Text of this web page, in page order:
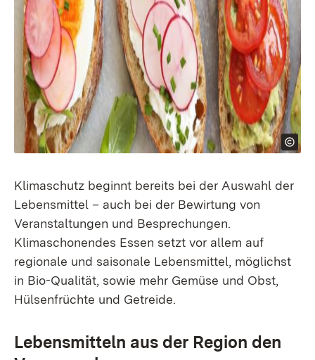
Klimaschutz beginnt bereits bei der Auswahl der
Lebensmittel – auch bei der Bewirtung von
Veranstaltungen und Besprechungen.
Klimaschonendes Essen setzt vor allem auf
regionale und saisonale Lebensmittel, möglichst
in Bio-Qualität, sowie mehr Gemüse und Obst,
Hülsenfrüchte und Getreide.
Lebensmitteln aus der Region den